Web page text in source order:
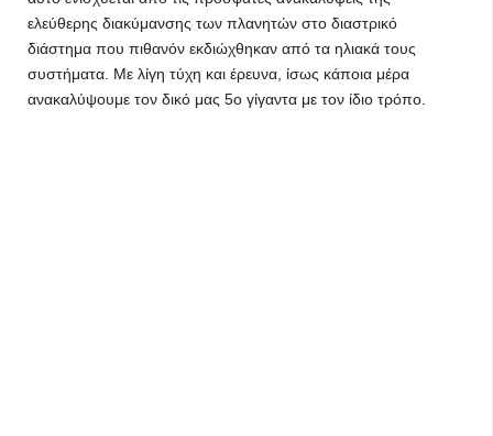
ελεύθερης διακύμανσης των πλανητών στο διαστρικό
διάστημα που πιθανόν εκδιώχθηκαν από τα ηλιακά τους
συστήματα. Με λίγη τύχη και έρευνα, ίσως κάποια μέρα
ανακαλύψουμε τον δικό μας 5ο γίγαντα με τον ίδιο τρόπο.